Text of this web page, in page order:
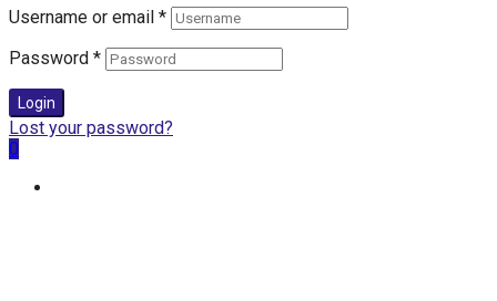
Username or email *
Password *
Login
Lost your password?
0